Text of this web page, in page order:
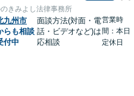
きみよし法律事務所
九州市
らも相談
付中
面談方法(対面・電
話・ビデオなど)は
応相談
営業時
間：本日
定休日